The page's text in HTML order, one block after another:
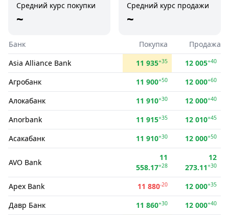
Средний курс покупки
~
Средний курс продажи
~
Банк Покупка
Продажа
Asia Alliance Bank
11 935+35 12 005+40
Агробанк 11 900+50 12 000+60
Алокабанк 11 910+30 12 000+40
Anorbank 11 915+35 12 010+45
Асакабанк 11 910+30 12 000+50
AVO Bank
11
558.17+28
12
273.11+30
Apex Bank 11 880-20 12 000+35
Давр Банк 11 860+30 12 000+40